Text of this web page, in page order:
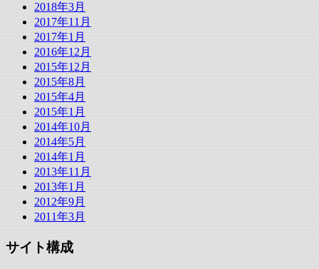
2018年3月
2017年11月
2017年1月
2016年12月
2015年12月
2015年8月
2015年4月
2015年1月
2014年10月
2014年5月
2014年1月
2013年11月
2013年1月
2012年9月
2011年3月
サイト構成